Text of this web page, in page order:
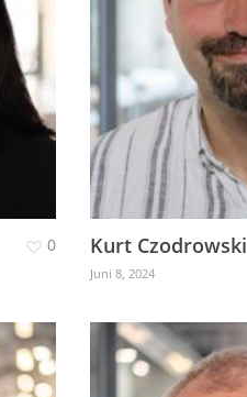
0 Kurt Czodrowski
Juni 8, 2024